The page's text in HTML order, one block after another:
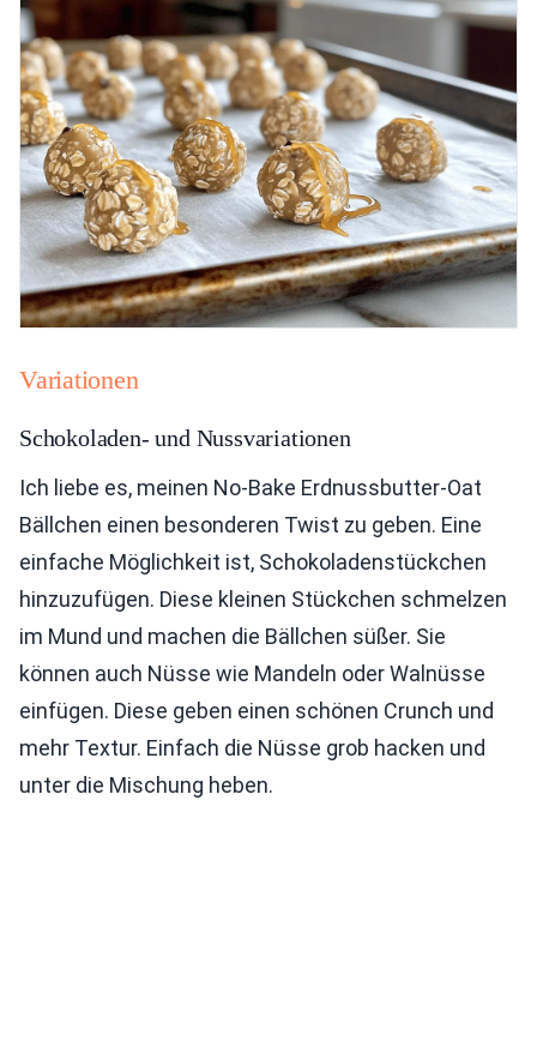
Variationen
Schokoladen- und Nussvariationen
Ich liebe es, meinen No-Bake Erdnussbutter-Oat
Bällchen einen besonderen Twist zu geben. Eine
einfache Möglichkeit ist, Schokoladenstückchen
hinzuzufügen. Diese kleinen Stückchen schmelzen
im Mund und machen die Bällchen süßer. Sie
können auch Nüsse wie Mandeln oder Walnüsse
einfügen. Diese geben einen schönen Crunch und
mehr Textur. Einfach die Nüsse grob hacken und
unter die Mischung heben.